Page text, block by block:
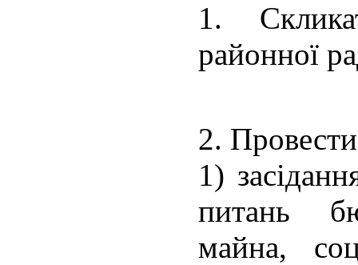
1.
районної
2.
1)
питань
майна,